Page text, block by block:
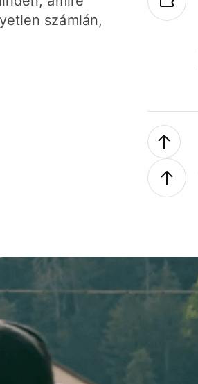
számlán,